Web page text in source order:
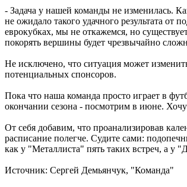
- Задача у нашей команды не изменилась.
не ожидало такого удачного результата от
еврокубках, мы не откажемся, но
покорять вершины будет чрезвычайно
Не исключено, что ситуация может
потенциальных спонсоров.
Пока что наша команда просто играет в
окончании сезона - посмотрим в июне. Хочу
От себя добавим, что проанализировав
расписание полегче. Судите сами:
как у "Металлиста" пять таких встреч, а у
Источник: Сергей Демьянчук, "Команда"